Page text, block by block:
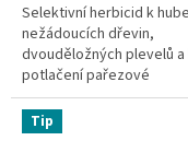
Selektivní herbicid k
nežádoucích dřevin,
dvouděložných plevelů a
potlačení pařezové
výmladnosti.
Tip